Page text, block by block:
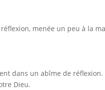
menée un peu à la
dans un abîme de
Dieu.